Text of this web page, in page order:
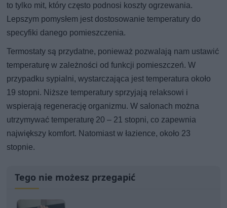
to tylko mit, który często podnosi koszty ogrzewania.
Lepszym pomysłem jest dostosowanie temperatury do
specyfiki danego pomieszczenia.
Termostaty są przydatne, ponieważ pozwalają nam ustawić
temperaturę w zależności od funkcji pomieszczeń. W
przypadku sypialni, wystarczająca jest temperatura około
19 stopni. Niższe temperatury sprzyjają relaksowi i
wspierają regenerację organizmu. W salonach można
utrzymywać temperaturę 20 – 21 stopni, co zapewnia
największy komfort. Natomiast w łazience, około 23
stopnie.
Tego nie możesz przegapić